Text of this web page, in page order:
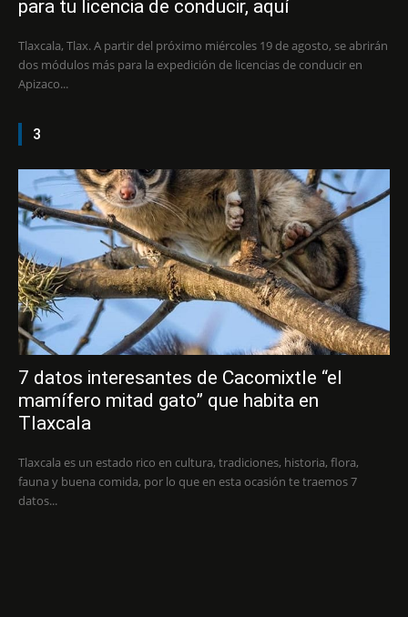
para tu licencia de conducir, aquí
Tlaxcala, Tlax. A partir del próximo miércoles 19 de agosto, se abrirán
dos módulos más para la expedición de licencias de conducir en
Apizaco...
3
7 datos interesantes de Cacomixtle “el
mamífero mitad gato” que habita en
Tlaxcala
Tlaxcala es un estado rico en cultura, tradiciones, historia, flora,
fauna y buena comida, por lo que en esta ocasión te traemos 7
datos...